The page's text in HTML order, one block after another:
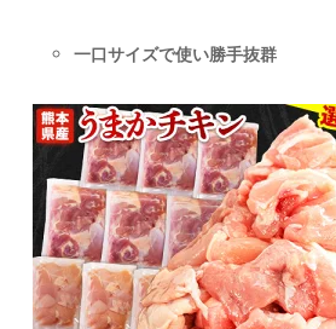
一口サイズで使い勝手抜群